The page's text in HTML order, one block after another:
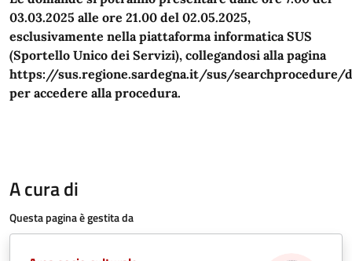
03.03.2025 alle ore 21.00 del 02.05.2025,
esclusivamente nella piattaforma informatica SUS
(Sportello Unico dei Servizi), collegandosi alla pagina
https://sus.regione.sardegna.it/sus/searchprocedure/
per accedere alla procedura.
A cura di
Questa pagina è gestita da